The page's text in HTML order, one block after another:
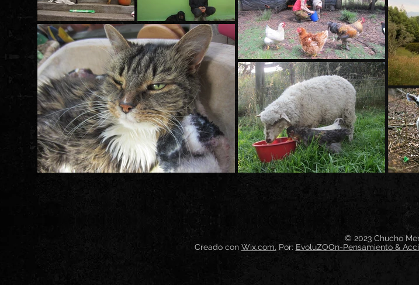
© 2023 Chucho
Creado con Wix.com. Por: EvoluZOOn-Pensamiento &